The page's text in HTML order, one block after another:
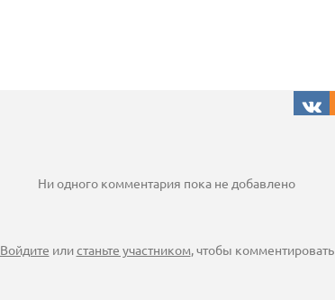
Ни одного комментария пока не добавлено
Войдите илистаньте участником, чтобы комментировать